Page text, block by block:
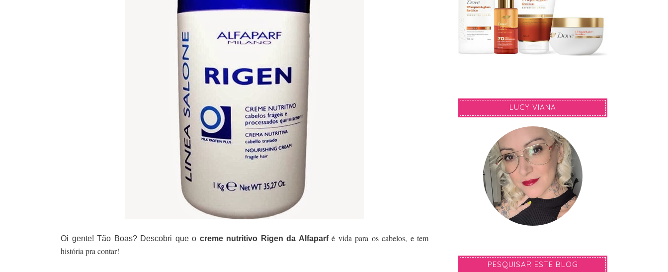
Oi gente! Tão Boas? Descobri que o creme nutritivo Rigen da Alfaparf é vida para os cabelos, e tem
história pra contar!
LUCY VIANA
PESQUISAR ESTE BLOG